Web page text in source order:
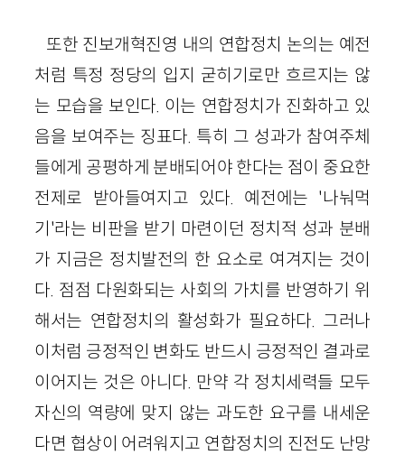
또한 진보개혁진영 내의 연합정치 논의는 예전
처럼 특정 정당의 입지 굳히기로만 흐르지는 않
는 모습을 보인다. 이는 연합정치가 진화하고 있
음을 보여주는 징표다. 특히 그 성과가 참여주체
들에게 공평하게 분배되어야 한다는 점이 중요한
전제로 받아들여지고 있다. 예전에는 '나눠먹
기'라는 비판을 받기 마련이던 정치적 성과 분배
가 지금은 정치발전의 한 요소로 여겨지는 것이
다. 점점 다원화되는 사회의 가치를 반영하기 위
해서는 연합정치의 활성화가 필요하다. 그러나
이처럼 긍정적인 변화도 반드시 긍정적인 결과로
이어지는 것은 아니다. 만약 각 정치세력들 모두
자신의 역량에 맞지 않는 과도한 요구를 내세운
다면 협상이 어려워지고 연합정치의 진전도 난망